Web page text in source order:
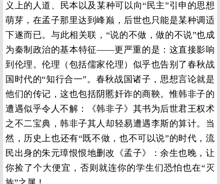
义上的人道、民本以及某种可以向“民主”引申的思想
萌芽，在孟子那里达到峰巅，后世也只能是某种调适
下遂而已。与此相关联，“说的不做，做的不说”也成
为秦制政治的基本特征——更严重的是：这直接影响
到伦理。伦理（包括儒家伦理）似乎也告别了春秋战
国时代的“知行合一”。春秋战国诸子，思想言论就是
他们的传记，这也包括阴慝奸诈的商鞅。惟韩非子的
遭遇似乎令人不解：《韩非子》其书为后世君王权术
之不二宝典，韩非子其人却轻易遭遇李斯的算计。当
然，历史上也还有“既不做，也不可以说”的时代，流
民出身的朱元璋恨恨地删改《孟子》：余生也晚，让
你捡了个大便宜，否则就连你的学生们恐怕也在“灭